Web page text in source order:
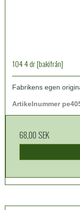
104 4 dr [bakifrån]
Fabrikens egen
Artikelnummer
68,00 SEK